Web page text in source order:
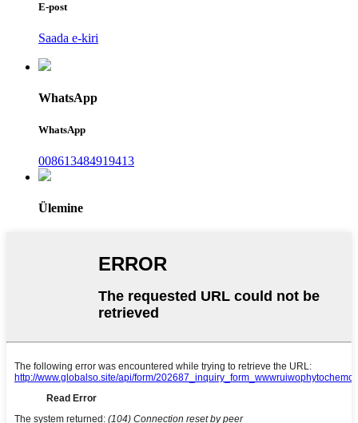
E-post
Saada e-kiri
WhatsApp
WhatsApp
008613484919413
Ülemine